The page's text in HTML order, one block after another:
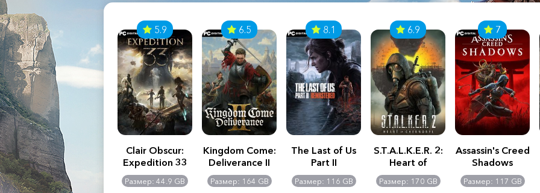
2:
-
GB
Assassin's Creed
Shadows
Размер: 117 GB
5.9
Clair Obscur:
Expedition 33
Размер: 44.9 GB
6.5
Kingdom Come:
Deliverance II
Размер: 164 GB
8.1
The Last of Us
Part II
Remastered
Размер: 116 GB
6.9
S.T.A.L.K.E.R. 2:
Heart of
Chernobyl -
Ultimate Edition
Размер: 170 GB
7
Assassin's Creed
Shadows
Размер: 117 GB